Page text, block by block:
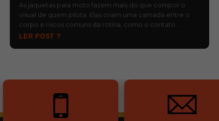
As jaquetas para moto fazem mais do que compor o
visual de quem pilota. Elas criam uma camada entre o
corpo e riscos comuns da rotina, como o contato …
LER POST ?